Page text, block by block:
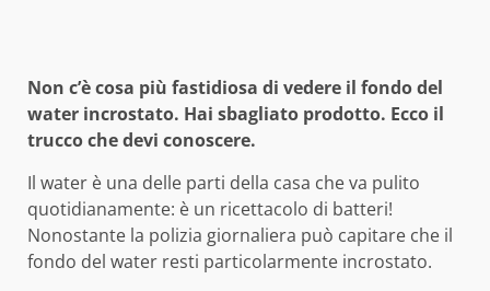
Non c’è cosa più fastidiosa di vedere il fondo del
water incrostato. Hai sbagliato prodotto. Ecco il
trucco che devi conoscere.
Il water è una delle parti della casa che va pulito
quotidianamente: è un ricettacolo di batteri!
Nonostante la polizia giornaliera può capitare che il
fondo del water resti particolarmente incrostato.